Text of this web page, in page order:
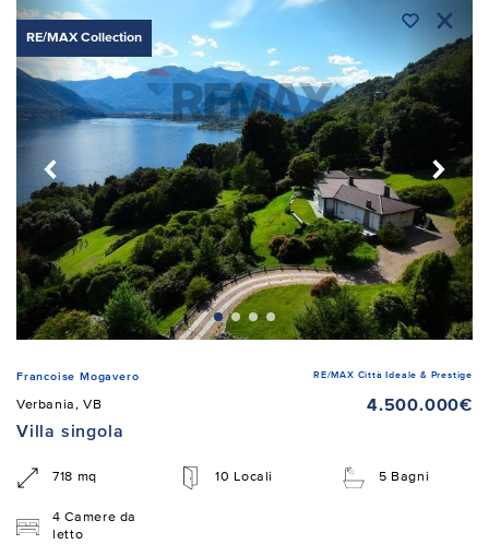
RE/MAX Collection
Francoise Mogavero RE/MAX Città Ideale & Prestige
Verbania, VB
4.500.000€
Villa singola
718 mq 10 Locali 5 Bagni
4 Camere da
letto